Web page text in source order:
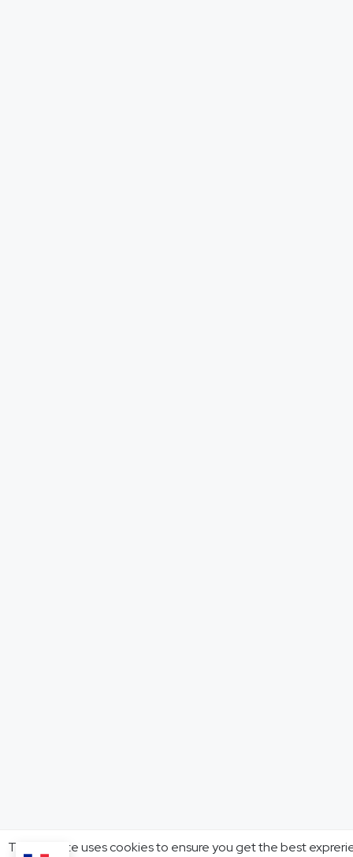
This website uses cookies to ensure you get the best